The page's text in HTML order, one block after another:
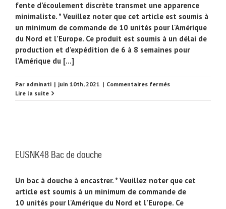
fente d’écoulement discrète transmet une apparence
minimaliste. * Veuillez noter que cet article est soumis à
un minimum de commande de 10 unités pour l'Amérique
du Nord et l’Europe. Ce produit est soumis à un délai de
production et d’expédition de 6 à 8 semaines pour
l'Amérique du [...]
Par adminati | juin 10th, 2021 | Commentaires ferméssur
Bac
Lire la suite
EUSNK48 Bac de douche
Un bac à douche à encastrer. * Veuillez noter que cet
article est soumis à un minimum de commande de
10 unités pour l'Amérique du Nord et l’Europe. Ce